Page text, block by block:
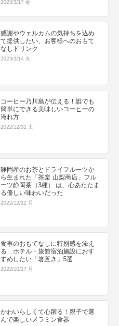
2023/3/17 金
感謝やウェルカムの気持ちを込め
て提供したい、お客様へのおもて
なしドリンク
2023/3/14 火
コーヒー乃川島が伝える！誰でも
簡単にできる美味しいコーヒーの
淹れ方
2022/12/31 土
静岡産のお茶とドライフルーツか
ら生まれた「茶楽 山梨商店」フル
ーツ静岡茶（3種） は、心あたたま
る優しい味わいだった
2022/12/12 月
食事のおもてなしに特別感を添え
る…ホテル・旅館宿泊施設におす
すめしたい「箸置き」5選
2022/10/17 月
かわいらしくて心躍る！親子で選
んで楽しいメラミン食器